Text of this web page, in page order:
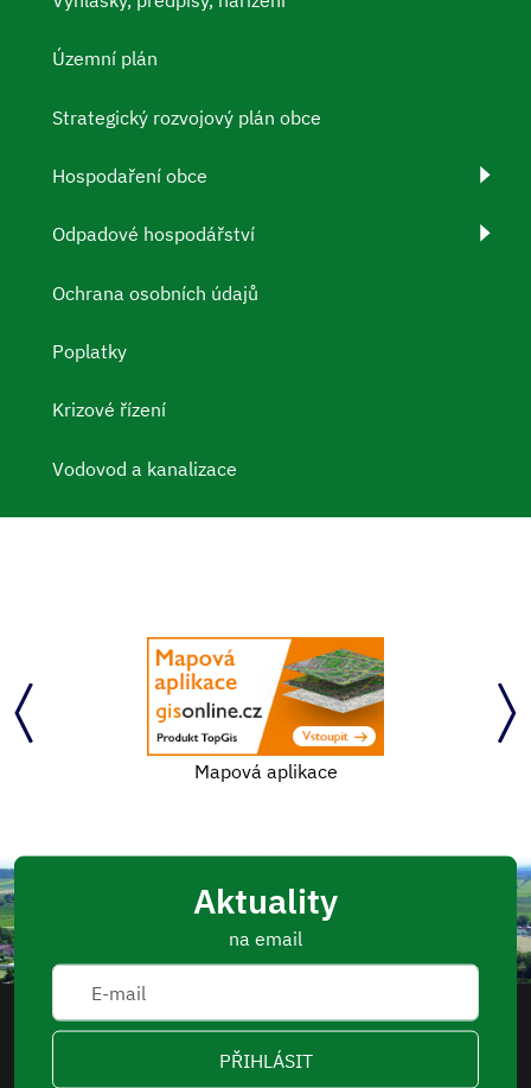
Územní plán
Strategický rozvojový plán obce
Hospodaření obce
Odpadové hospodářství
Ochrana osobních údajů
Poplatky
Krizové řízení
Vodovod a kanalizace
Mapová aplikace
Aktuality
na email
PŘIHLÁSIT